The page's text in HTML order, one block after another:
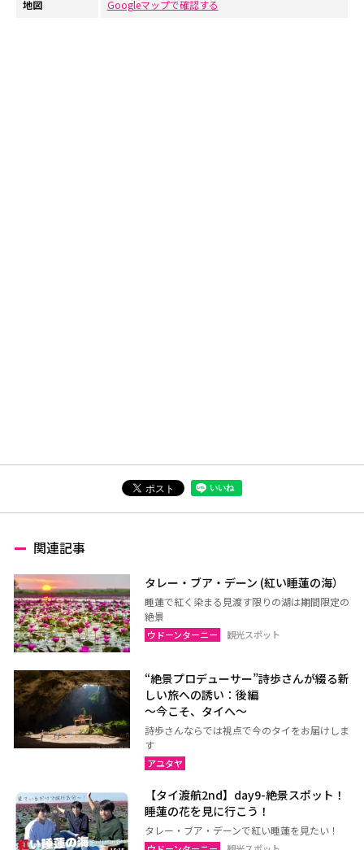
地図 Googleマップで確認する
関連記事
タレー・ブア・デーン (紅い睡蓮の海）
睡蓮で紅く染まる見渡す限りの湖は期間限定の
絶景
ウドーンターニー 観光スポット
“絶景プロデューサー”詩歩さんが綴る新
しい旅への誘い：後編
～今こそ、タイへ～
詩歩さんならでは視点で今のタイをお届けしま
す
アユタヤ
【タイ渡航2nd】day9-絶景スポット！
睡蓮の花を見に行こう！
タレー・ブア・デーンで紅い睡蓮を見たい！